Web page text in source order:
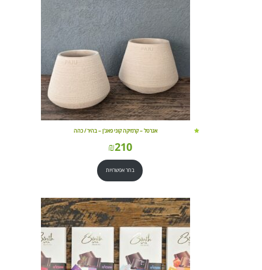
אגרטל – קרמיקה קוני פאג'ן – בהיר / כהה
₪210
בחר אפשרויות